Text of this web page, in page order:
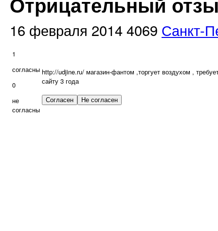
16 февраля 20144069 Санкт-
1
согласны
0
не
согласны
http://udjine.ru/ магазин-фантом ,торгует воздухом ,
сайту 3 года